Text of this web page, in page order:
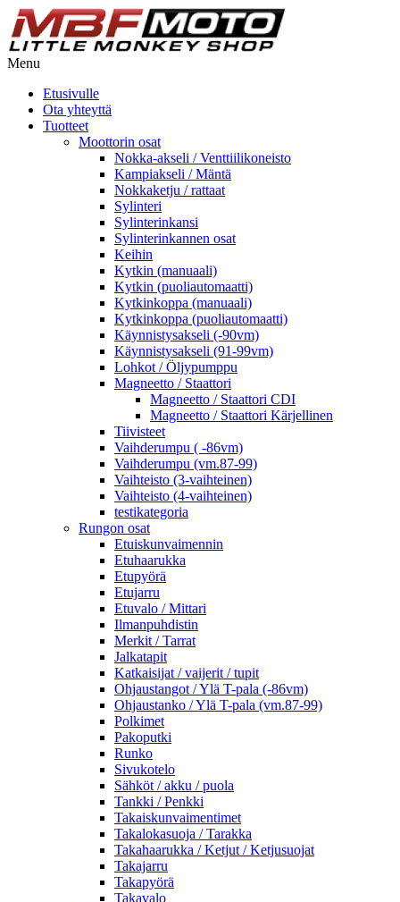
Menu
Etusivulle
Ota yhteyttä
Tuotteet
Moottorin osat
Nokka-akseli / Venttiilikoneisto
Kampiakseli / Mäntä
Nokkaketju / rattaat
Sylinteri
Sylinterinkansi
Sylinterinkannen osat
Keihin
Kytkin (manuaali)
Kytkin (puoliautomaatti)
Kytkinkoppa (manuaali)
Kytkinkoppa (puoliautomaatti)
Käynnistysakseli (-90vm)
Käynnistysakseli (91-99vm)
Lohkot / Öljypumppu
Magneetto / Staattori
Magneetto / Staattori CDI
Magneetto / Staattori Kärjellinen
Tiivisteet
Vaihderumpu ( -86vm)
Vaihderumpu (vm.87-99)
Vaihteisto (3-vaihteinen)
Vaihteisto (4-vaihteinen)
testikategoria
Rungon osat
Etuiskunvaimennin
Etuhaarukka
Etupyörä
Etujarru
Etuvalo / Mittari
Ilmanpuhdistin
Merkit / Tarrat
Jalkatapit
Katkaisijat / vaijerit / tupit
Ohjaustangot / Ylä T-pala (-86vm)
Ohjaustanko / Ylä T-pala (vm.87-99)
Polkimet
Pakoputki
Runko
Sivukotelo
Sähköt / akku / puola
Tankki / Penkki
Takaiskunvaimentimet
Takalokasuoja / Tarakka
Takahaarukka / Ketjut / Ketjusuojat
Takajarru
Takapyörä
Takavalo